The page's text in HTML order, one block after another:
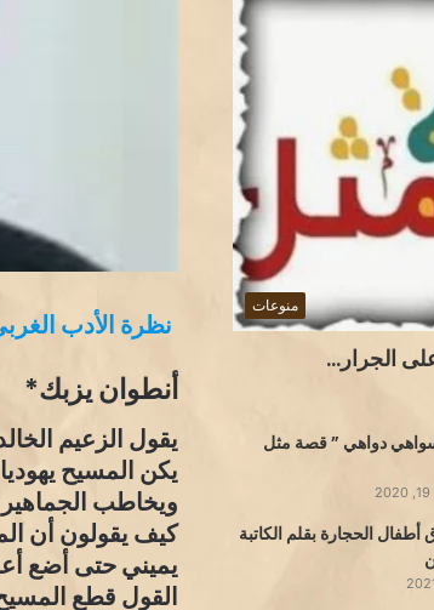
نظرة الأدب
أنطوان يزبك*
يقول الزعيم
يكن المسيح
ويخاطب الجماهير
كيف يقولون أن
القول قطع
منوعات
الجرار…
دواهي ” قصة مثل
الحجارة بقلم الكاتبة